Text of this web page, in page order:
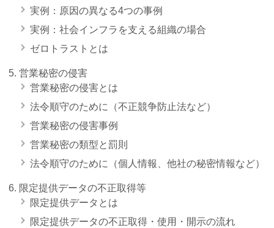
実例：原因の異なる4つの事例
実例：社会インフラを支える組織の場合
ゼロトラストとは
営業秘密の侵害
営業秘密の侵害とは
法令順守のために（不正競争防止法など）
営業秘密の侵害事例
営業秘密の類型と罰則
法令順守のために（個人情報、他社の秘密情報など）
限定提供データの不正取得等
限定提供データとは
限定提供データの不正取得・使用・開示の流れ